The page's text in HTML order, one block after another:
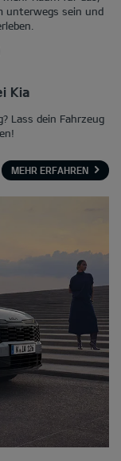
unterwegs sein und
Kia
Lass dein Fahrzeug
MEHR ERFAHREN